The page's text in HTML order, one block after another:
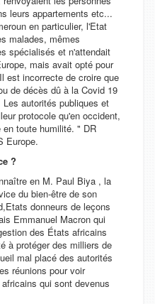
leurs appartements etc...
en particulier, l'Etat
malades, mêmes
spécialisés et n'attendait
mais avait opté pour
est incorrecte de croire que
de décès dû à la Covid 19
autorités publiques et
protocole qu'en occident,
toute humilité. " DR
Europe.
?
en M. Paul Biya , la
du bien-être de son
donneurs de leçons
Emmanuel Macron qui
des États africains
à protéger des milliers de
mal placé des autorités
réunions pour voir
qui sont devenus